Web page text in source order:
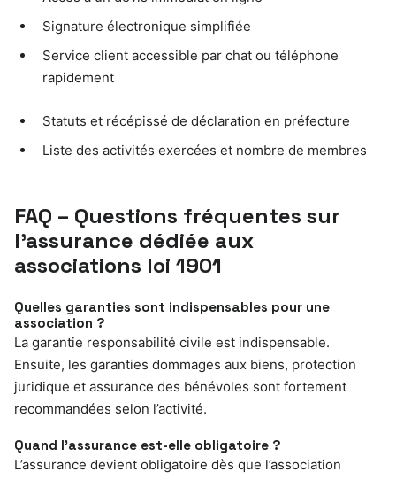
Signature électronique simplifiée
Service client accessible par chat ou téléphone
rapidement
Statuts et récépissé de déclaration en préfecture
Liste des activités exercées et nombre de membres
FAQ – Questions fréquentes sur
l’assurance dédiée aux
associations loi 1901
Quelles garanties sont indispensables pour une
association ?
La garantie responsabilité civile est indispensable.
Ensuite, les garanties dommages aux biens, protection
juridique et assurance des bénévoles sont fortement
recommandées selon l’activité.
Quand l’assurance est-elle obligatoire ?
L’assurance devient obligatoire dès que l’association